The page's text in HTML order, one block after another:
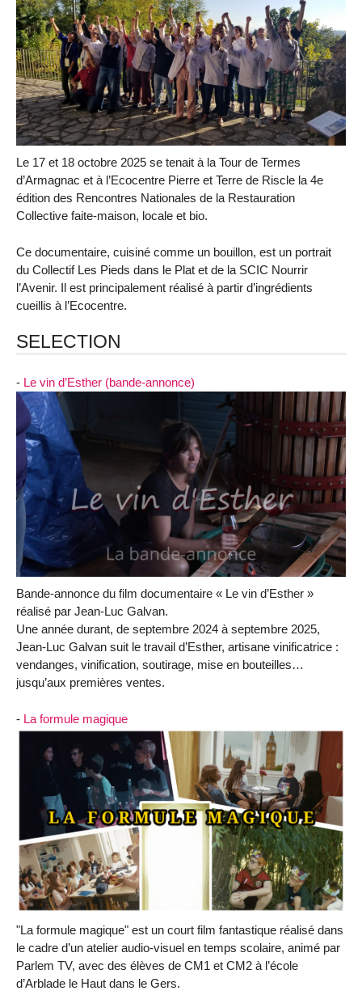
Le 17 et 18 octobre 2025 se tenait à la Tour de Termes
d’Armagnac et à l’Ecocentre Pierre et Terre de Riscle la 4e
édition des Rencontres Nationales de la Restauration
Collective faite-maison, locale et bio.
Ce documentaire, cuisiné comme un bouillon, est un portrait
du Collectif Les Pieds dans le Plat et de la SCIC Nourrir
l’Avenir. Il est principalement réalisé à partir d’ingrédients
cueillis à l’Ecocentre.
SELECTION
- Le vin d’Esther (bande-annonce)
Bande-annonce du film documentaire « Le vin d’Esther »
réalisé par Jean-Luc Galvan.
Une année durant, de septembre 2024 à septembre 2025,
Jean-Luc Galvan suit le travail d’Esther, artisane vinificatrice :
vendanges, vinification, soutirage, mise en bouteilles…
jusqu’aux premières ventes.
- La formule magique
"La formule magique" est un court film fantastique réalisé dans
le cadre d’un atelier audio-visuel en temps scolaire, animé par
Parlem TV, avec des élèves de CM1 et CM2 à l’école
d’Arblade le Haut dans le Gers.